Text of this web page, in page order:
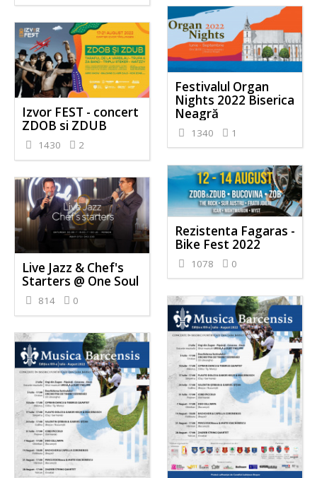
Festivalul Organ
Nights 2022 Biserica
Neagră
1340 1
Izvor FEST - concert
ZDOB si ZDUB
1430 2
Rezistenta Fagaras -
Bike Fest 2022
1078 0
Live Jazz & Chef's
Starters @ One Soul
814 0